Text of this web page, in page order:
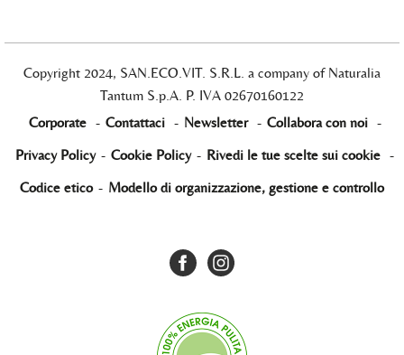
Copyright 2024, SAN.ECO.VIT. S.R.L. a company of Naturalia
Tantum S.p.A. P. IVA 02670160122
Corporate - Contattaci - Newsletter - Collabora con noi -
Privacy Policy - Cookie Policy - Rivedi le tue scelte sui cookie -
Codice etico - Modello di organizzazione, gestione e controllo